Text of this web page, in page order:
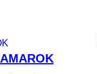
AMAROK